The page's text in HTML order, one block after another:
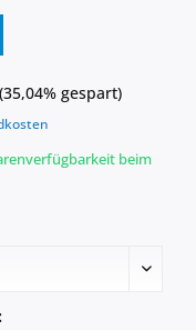
(35,04% gespart)
beim